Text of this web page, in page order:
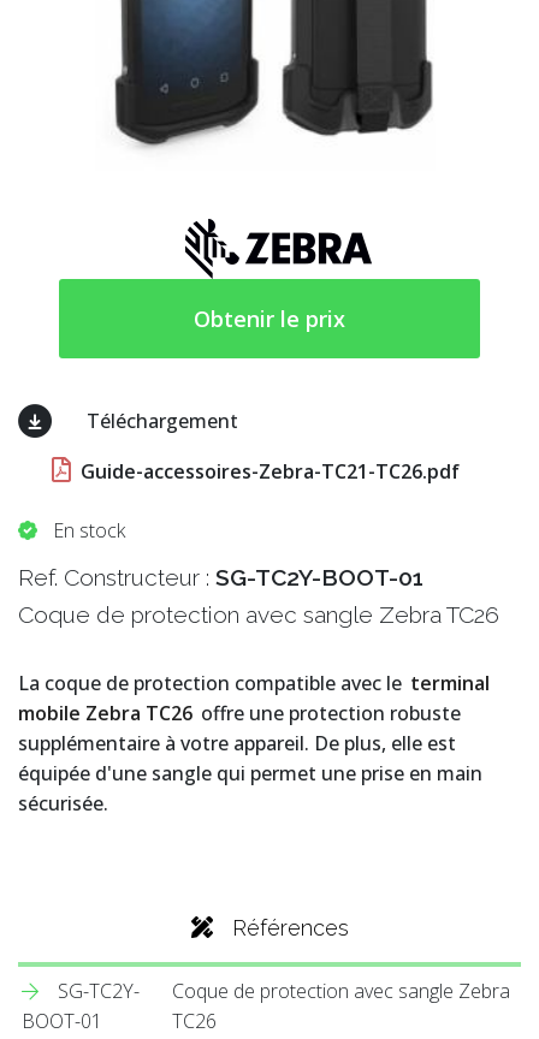
Obtenir le prix
Téléchargement
Guide-accessoires-Zebra-TC21-TC26.pdf
En stock
Ref. Constructeur : SG-TC2Y-BOOT-01
Coque de protection avec sangle Zebra TC26
La coque de protection compatible avec le terminal
mobile Zebra TC26 offre une protection robuste
supplémentaire à votre appareil. De plus, elle est
équipée d'une sangle qui permet une prise en main
sécurisée.
Références
SG-TC2Y-
BOOT-01
Coque de protection avec sangle Zebra
TC26